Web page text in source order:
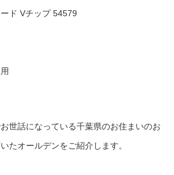
ド Vチップ 54579
世話になっている千葉県のお住まいのお
たオールデンをご紹介します。